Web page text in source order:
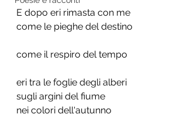
E dopo eri rimasta con me
come le pieghe del destino
come il respiro del tempo
eri tra le foglie degli alberi
sugli argini del fiume
nei colori dell'autunno